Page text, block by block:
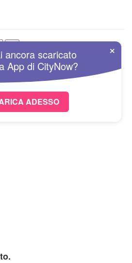
×
ancora scaricato
App di CityNow?
ADESSO